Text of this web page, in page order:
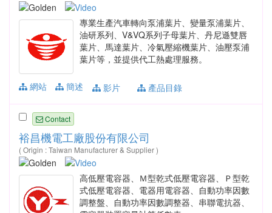
專業生產汽車轉向泵浦葉片、變量泵浦葉片、
油研系列、V&VQ系列子母葉片、丹尼遜雙唇
葉片、馬達葉片、冷氣壓縮機葉片、油壓泵浦
葉片等，並提供代工熱處理服務。
網站 簡述 影片 產品目錄
Contact
裕昌機電工廠股份有限公司
( Origin : Taiwan Manufacturer & Supplier )
高低壓電容器、Ｍ型乾式低壓電容器、Ｐ型乾
式低壓電容器、電器用電容器、自動功率因數
調整盤、自動功率因數調整器、串聯電抗器、